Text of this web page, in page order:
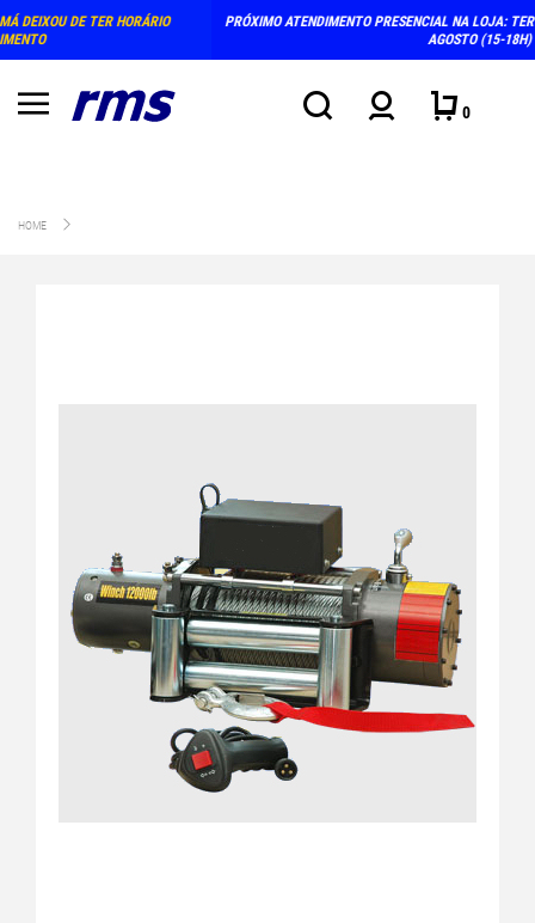
PRÓXIMO ATENDIMENTO PRESENCIAL NA LOJA: TERÇA E QUINTA-FEIRA, DIAS 4 E 6 DE
0
HOME